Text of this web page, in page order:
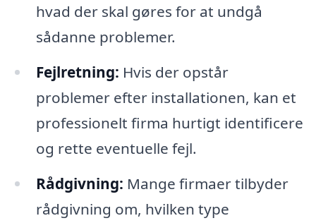
hvad der skal gøres for at undgå
sådanne problemer.
Fejlretning: Hvis der opstår
problemer efter installationen, kan et
professionelt firma hurtigt identificere
og rette eventuelle fejl.
Rådgivning: Mange firmaer tilbyder
rådgivning om, hvilken type